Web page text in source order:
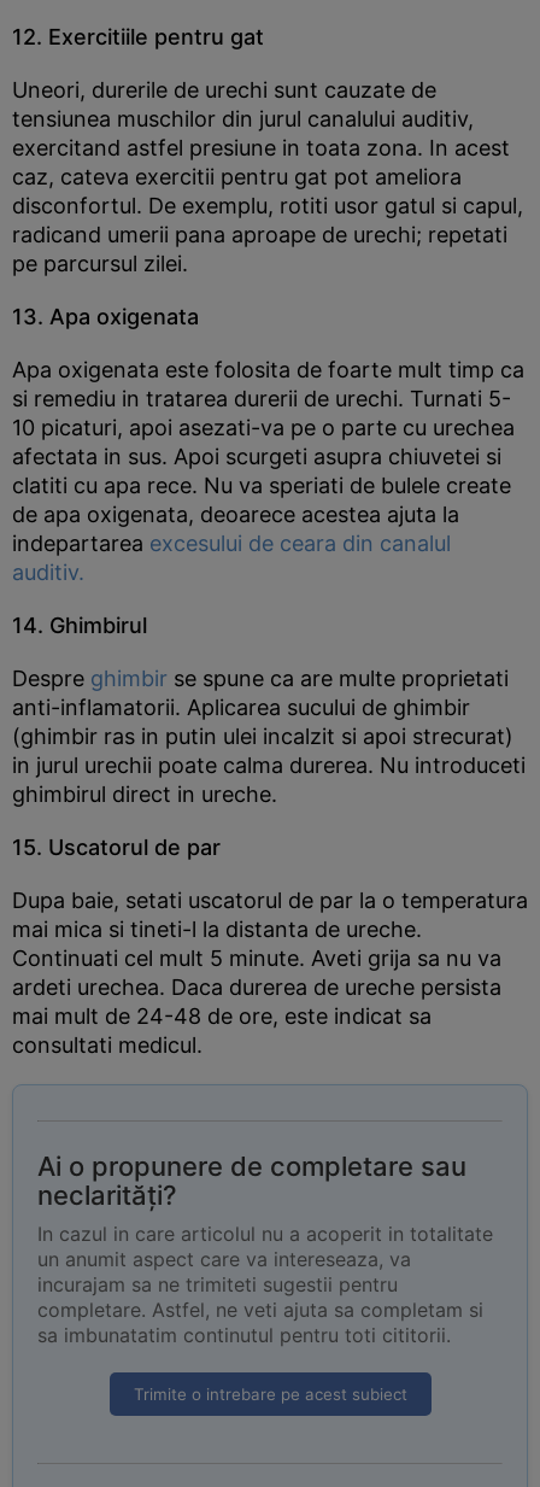
12. Exercitiile pentru gat
Uneori, durerile de urechi sunt cauzate de
tensiunea muschilor din jurul canalului auditiv,
exercitand astfel presiune in toata zona. In acest
caz, cateva exercitii pentru gat pot ameliora
disconfortul. De exemplu, rotiti usor gatul si capul,
radicand umerii pana aproape de urechi; repetati
pe parcursul zilei.
13. Apa oxigenata
Apa oxigenata este folosita de foarte mult timp ca
si remediu in tratarea durerii de urechi. Turnati 5-
10 picaturi, apoi asezati-va pe o parte cu urechea
afectata in sus. Apoi scurgeti asupra chiuvetei si
clatiti cu apa rece. Nu va speriati de bulele create
de apa oxigenata, deoarece acestea ajuta la
indepartarea excesului de ceara din canalul
auditiv.
14. Ghimbirul
Despre ghimbir se spune ca are multe proprietati
anti-inflamatorii. Aplicarea sucului de ghimbir
(ghimbir ras in putin ulei incalzit si apoi strecurat)
in jurul urechii poate calma durerea. Nu introduceti
ghimbirul direct in ureche.
15. Uscatorul de par
Dupa baie, setati uscatorul de par la o temperatura
mai mica si tineti-l la distanta de ureche.
Continuati cel mult 5 minute. Aveti grija sa nu va
ardeti urechea. Daca durerea de ureche persista
mai mult de 24-48 de ore, este indicat sa
consultati medicul.
Ai o propunere de completare sau
neclarități?
In cazul in care articolul nu a acoperit in totalitate
un anumit aspect care va intereseaza, va
incurajam sa ne trimiteti sugestii pentru
completare. Astfel, ne veti ajuta sa completam si
sa imbunatatim continutul pentru toti cititorii.
Trimite o intrebare pe acest subiect